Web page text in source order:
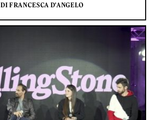
DI FRANCESCA D'ANGELO